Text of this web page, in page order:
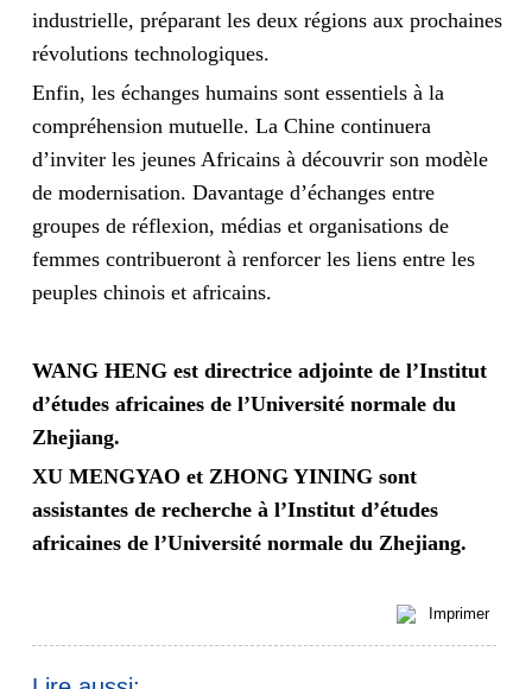
industrielle, préparant les deux régions aux prochaines
révolutions technologiques.
Enfin, les échanges humains sont essentiels à la
compréhension mutuelle. La Chine continuera
d’inviter les jeunes Africains à découvrir son modèle
de modernisation. Davantage d’échanges entre
groupes de réflexion, médias et organisations de
femmes contribueront à renforcer les liens entre les
peuples chinois et africains.
WANG HENG est directrice adjointe de l’Institut
d’études africaines de l’Université normale du
Zhejiang.
XU MENGYAO et ZHONG YINING sont
assistantes de recherche à l’Institut d’études
africaines de l’Université normale du Zhejiang.
Imprimer